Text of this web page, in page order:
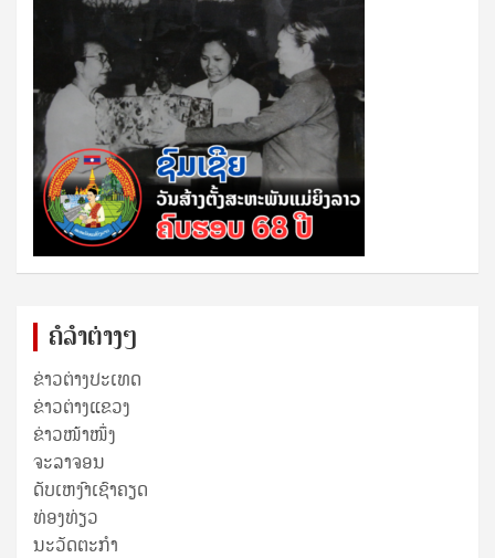
ຄໍລຳຕ່າງໆ
ຂ່າວຕ່າງປະເທດ
ຂ່າວ​ຕ່າງ​ແຂວງ
ຂ່າວໜ້າໜຶ່ງ
ຈະລາຈອນ
ດັບເຫງົາເຊົາຄຽດ
ທ່ອງທ່ຽວ
ນະວັດຕະກໍາ